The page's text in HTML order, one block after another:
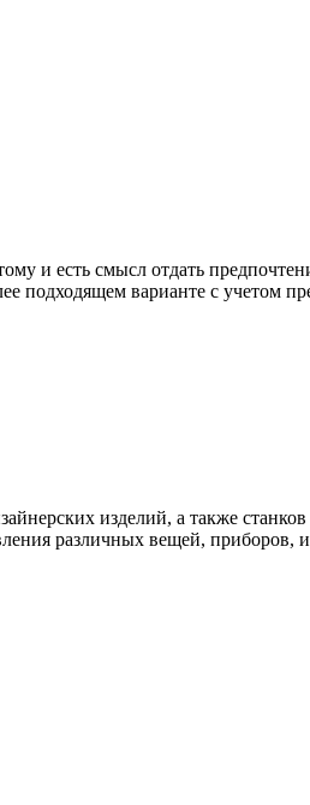
и есть смысл отдать
подходящем варианте с учетом
изделий, а также
различных вещей,